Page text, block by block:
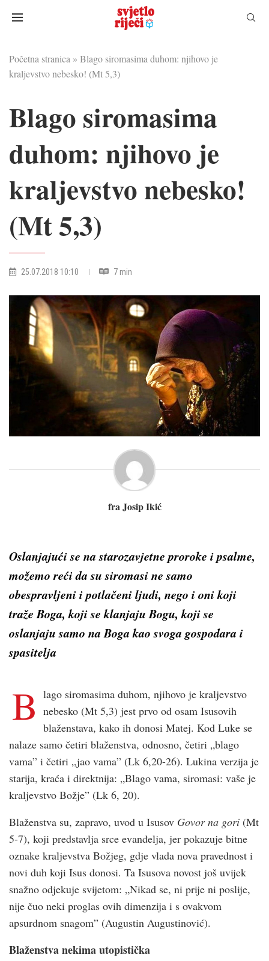
Početna stranica » Blago siromasima duhom: njihovo je
kraljevstvo nebesko! (Mt 5,3)
Blago siromasima
duhom: njihovo je
kraljevstvo nebesko!
(Mt 5,3)
25.07.2018 10:10 7 min
fra Josip Ikić
Oslanjajući se na starozavjetne proroke i psalme,
možemo reći da susiromasine samo
obespravljeni i potlačeni ljudi, nego i oni koji
traže Boga, koji se klanjaju Bogu, koji se
oslanjaju samo na Boga kao svoga gospodara i
spasitelja
B lago siromasima duhom, njihovo je kraljevstvo
nebesko (Mt 5,3) jest prvo od osam Isusovih
blaženstava, kako ih donosi Matej. Kod Luke se
nalaze samo četiri blaženstva, odnosno, četiri „blago
vama” i četiri „jao vama” (Lk 6,20-26). Lukina verzija je
starija, kraća i direktnija: „Blago vama, siromasi: vaše je
kraljevstvo Božje” (Lk 6, 20).
Blaženstva su, zapravo, uvod u Isusov Govor na gori (Mt
5-7), koji predstavlja srce evanđelja, jer pokazuje bitne
oznake kraljevstva Božjeg, gdje vlada nova pravednost i
novi duh koji Isus donosi. Ta Isusova novost još uvijek
snažno odjekuje svijetom: „Nikad se, ni prije ni poslije,
nije čuo neki proglas ovih dimenzija i s ovakvom
apsurdnom snagom” (Augustin Augustinović).
Blaženstva nekima utopistička